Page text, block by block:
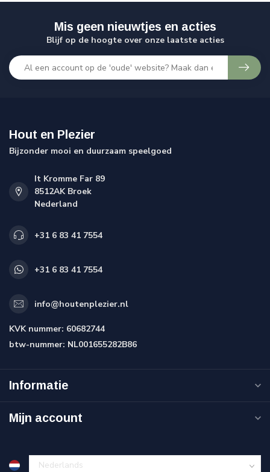
Mis geen nieuwtjes en acties
Blijf op de hoogte over onze laatste acties
Hout en Plezier
Bijzonder mooi en duurzaam speelgoed
It Kromme Far 89
8512AK Broek
Nederland
+31 6 83 41 7554
+31 6 83 41 7554
info@houtenplezier.nl
KVK nummer: 60682744
btw-nummer: NL001655282B86
Informatie
Mijn account